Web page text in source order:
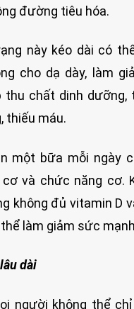
đường tiêu hóa.
này kéo dài có
cho dạ dày, làm
thu chất dinh dưỡng,
thiếu máu.
một bữa mỗi ngày
và chức năng cơ.
không đủ vitamin D
làm giảm sức
dài
người không thể